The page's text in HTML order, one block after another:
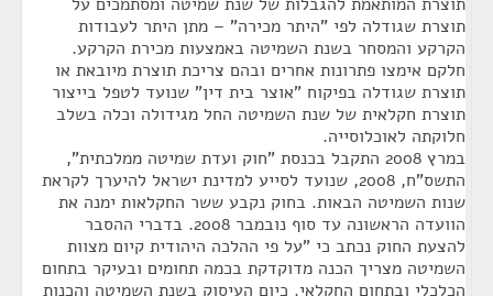
תוצרת שגודלה לפי "היתר מכירה" – מתן היתר לעבודות
הקרקע והמסחר בשנת השמיטה באמצעות מכירת הקרקע.
חלקם אימצו פתרונות אחרים ובהם צריכת תוצרת מיובאת או
תוצרת שגודלה בפיקוח "אוצר בית דין" שנועד לטפל בייצור
תוצרת חקלאית של שנת השמיטה החל מגידולה וכלה בשלב
חלוקתה לאוכלוסייה.
במרץ 2008 התקבל בכנסת "חוק ועדת שמיטה ממלכתית",
התשס"ח, 2008, שנועד לסייע למדינת ישראל להיערך לקראת
שנות השמיטה הבאות. בחוק נקבע ששר החקלאות ימנה את
הוועדה הראשונה עד סוף נובמבר 2008. בדברי ההסבר
להצעת החוק נכתב כי "על פי ההלכה היהודית קיום מצוות
השמיטה מצריך הכנה מדוקדקת בכמה תחומים ובעיקר בתחום
הכלכלי ובתחום החקלאי. כיום העיסוק בשנת השמיטה והכנות